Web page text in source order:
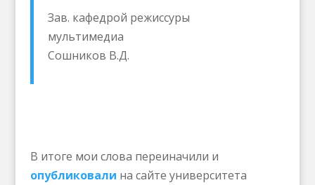
Зав. кафедрой режиссуры
мультимедиа
Сошников В.Д.
В итоге мои слова переиначили и
опубликовали на сайте университета